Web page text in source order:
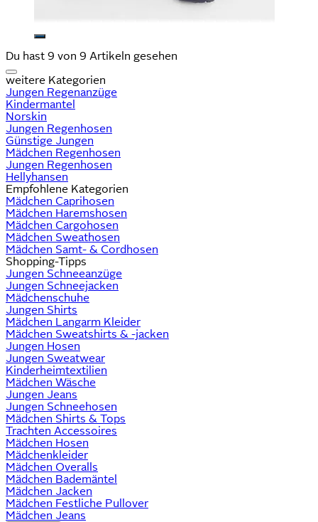
Du hast 9 von 9 Artikeln gesehen
weitere Kategorien
Jungen Regenanzüge
Kindermantel
Norskin
Jungen Regenhosen
Günstige Jungen
Mädchen Regenhosen
Jungen Regenhosen
Hellyhansen
Empfohlene Kategorien
Mädchen Caprihosen
Mädchen Haremshosen
Mädchen Cargohosen
Mädchen Sweathosen
Mädchen Samt- & Cordhosen
Shopping-Tipps
Jungen Schneeanzüge
Jungen Schneejacken
Mädchenschuhe
Jungen Shirts
Mädchen Langarm Kleider
Mädchen Sweatshirts & -jacken
Jungen Hosen
Jungen Sweatwear
Kinderheimtextilien
Mädchen Wäsche
Jungen Jeans
Jungen Schneehosen
Mädchen Shirts & Tops
Trachten Accessoires
Mädchen Hosen
Mädchenkleider
Mädchen Overalls
Mädchen Bademäntel
Mädchen Jacken
Mädchen Festliche Pullover
Mädchen Jeans